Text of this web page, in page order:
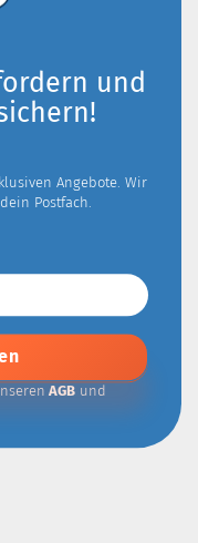
und
Angebote. Wir
Postfach.
AGB und